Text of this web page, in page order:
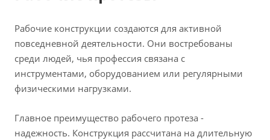
Рабочие конструкции создаются для активной
повседневной деятельности. Они востребованы
среди людей, чья профессия связана с
инструментами, оборудованием или регулярными
физическими нагрузками.
Главное преимущество рабочего протеза -
надежность. Конструкция рассчитана на длительную